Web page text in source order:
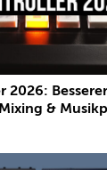
2026:
&